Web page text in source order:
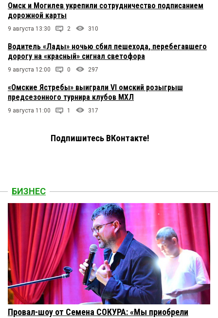
Омск и Могилев укрепили сотрудничество подписанием
дорожной карты
9 августа 13:30 2 310
Водитель «Лады» ночью сбил пешехода, перебегавшего
дорогу на «красный» сигнал светофора
9 августа 12:00 0 297
«Омские Ястребы» выиграли VI омский розыгрыш
предсезонного турнира клубов МХЛ
9 августа 11:00 1 317
Подпишитесь ВКонтакте!
БИЗНЕС
Провал-шоу от Семена СОКУРА: «Мы приобрели